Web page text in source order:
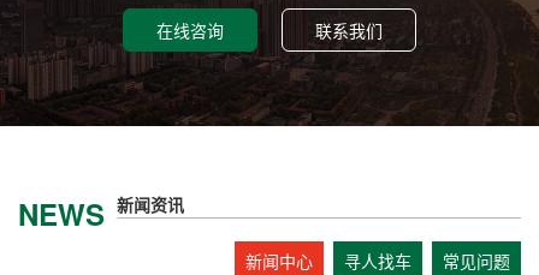
在线咨询 联系我们
NEWS 新闻资讯
新闻中心 寻人找车 常见问题